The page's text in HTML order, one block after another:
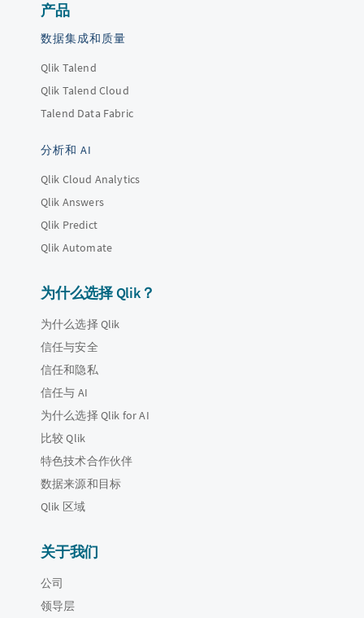
产品
数据集成和质量
Qlik Talend
Qlik Talend Cloud
Talend Data Fabric
分析和 AI
Qlik Cloud Analytics
Qlik Answers
Qlik Predict
Qlik Automate
为什么选择 Qlik？
为什么选择 Qlik
信任与安全
信任和隐私
信任与 AI
为什么选择 Qlik for AI
比较 Qlik
特色技术合作伙伴
数据来源和目标
Qlik 区域
关于我们
公司
领导层